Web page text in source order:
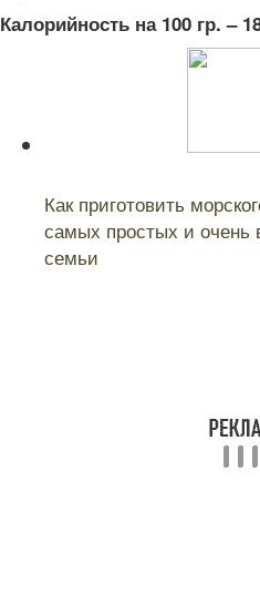
Калорийность на 100 гр. –
Как приготовить
самых простых и очень
семьи